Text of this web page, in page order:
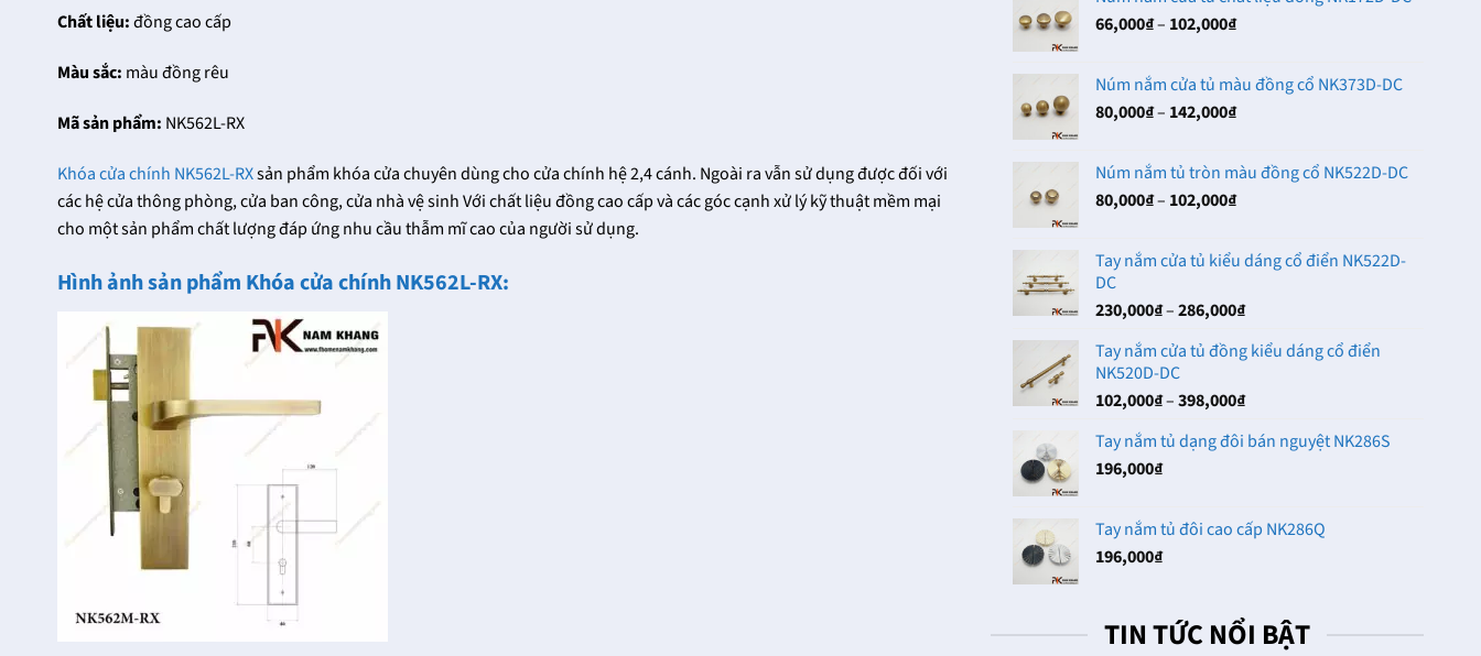
Chất liệu:đồng cao cấp
Màu sắc: màu đồng rêu
Mã sản phẩm: NK562L-RX
Khóa cửa chính NK562L-RXsản phẩm khóa cửa chuyên dùng cho cửa chính hệ 2,4 cánh. Ngoài ra vẫn sử dụng được đối với
các hệ cửa thông phòng, cửa ban công, cửa nhà vệ sinh Với chất liệu đồng cao cấp và các góc cạnh xử lý kỹ thuật mềm mại
cho một sản phẩm chất lượng đáp ứng nhu cầu thẫm mĩ cao của người sử dụng.
Hình ảnh sản phẩm Khóa cửa chính NK562L-RX:
66,000₫– 102,000₫Khoảng
66,000₫
đến
Núm nắm cửa tủ màu đồng cổ NK373D-DC
80,000₫– 142,000₫Khoảng
80,000₫
đến
Núm nắm tủ tròn màu đồng cổ NK522D-DC
80,000₫– 102,000₫Khoảng
80,000₫
102,000₫
Tay nắm cửa tủ kiểu dáng cổ điển NK522D-
DC
230,000₫– 286,000₫Khoảng
từ
đến
Tay nắm cửa tủ đồng kiểu dáng cổ điển
NK520D-DC
102,000₫– 398,000₫Khoảng
từ
398,000₫
Tay nắm tủ dạng đôi bán nguyệt NK286S
196,000₫
Tay nắm tủ đôi cao cấp NK286Q
196,000₫
TIN TỨC NỔI BẬT